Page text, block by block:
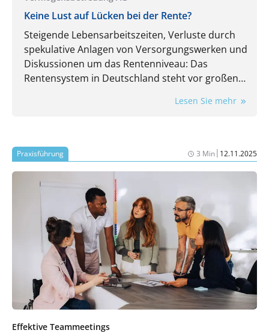
Keine Lust auf Lücken bei der Rente?
Steigende Lebensarbeitszeiten, Verluste durch
spekulative Anlagen von Versorgungswerken und
Diskussionen um das Rentenniveau: Das
Rentensystem in Deutschland steht vor großen
Versorgungswerk oder der gesetzlichen
Private Altersvorsorge ist wichtiger denn je. Doch
wie können Berufstätige heute so investieren,
dass sie später im Ruhestand gut versorgt sind?
Lesen Sie mehr
Praxisführung 3 Min| 12.11.2025
Effektive Teammeetings